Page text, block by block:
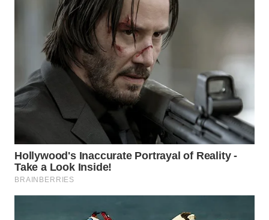
WN
LABUHANBATU
WN
TAPANULI
TENGAH
WN
TEBING
TINGGI